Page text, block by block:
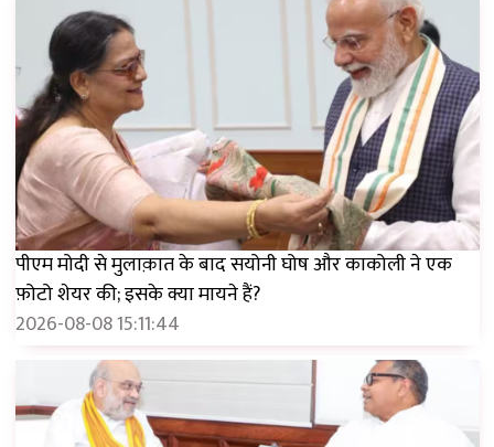
पीएम मोदी से मुलाक़ात के बाद सयोनी घोष और काकोली ने एक
फ़ोटो शेयर की; इसके क्या मायने हैं?
2026-08-08 15:11:44